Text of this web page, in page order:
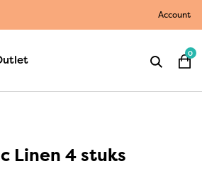
Account
0
Linen 4 stuks